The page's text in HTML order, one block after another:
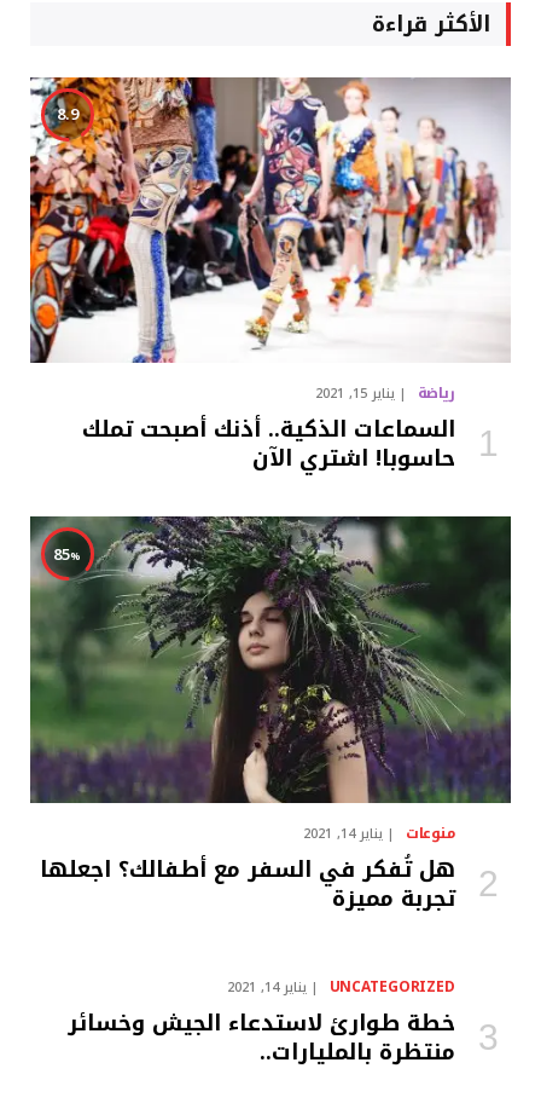
الأكثر قراءة
8.9
رياضة يناير 15, 2021
السماعات الذكية.. أذنك أصبحت تملك
حاسوبا! اشتري الآن
85
منوعات يناير 14, 2021
هل تُفكر في السفر مع أطفالك؟ اجعلها
تجربة مميزة
UNCATEGORIZED يناير 14, 2021
خطة طوارئ لاستدعاء الجيش وخسائر
منتظرة بالمليارات..